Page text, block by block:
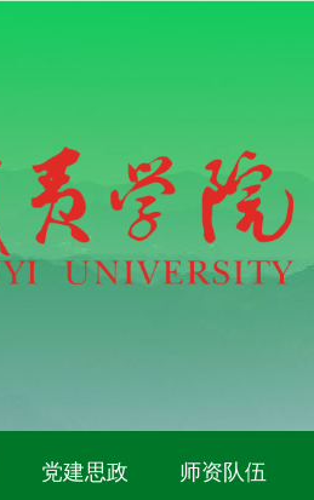
党建思政 师资队伍